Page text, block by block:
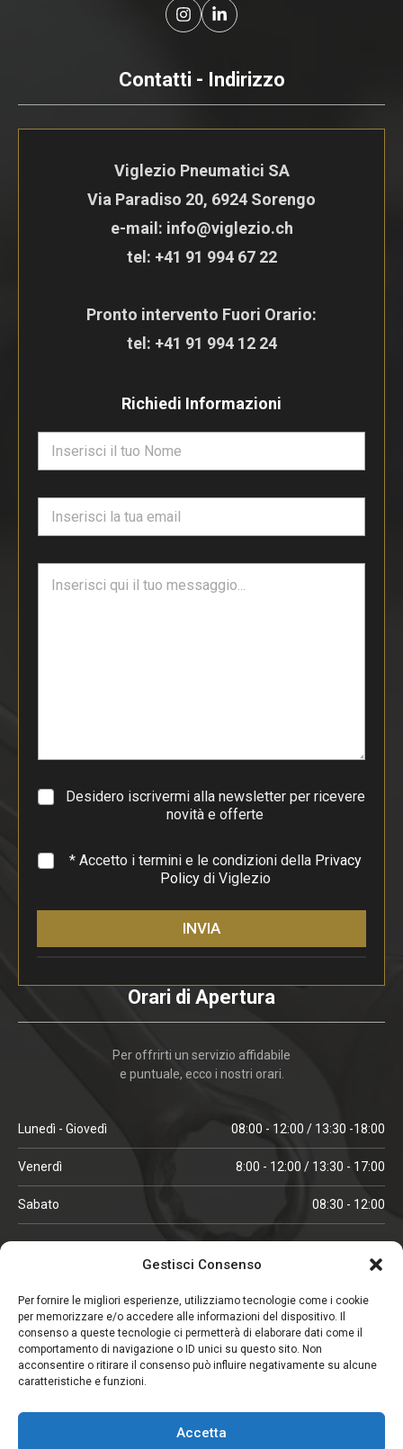
Gestisci Consenso
Per fornire le migliori esperienze, utilizziamo tecnologie come i cookie
per memorizzare e/o accedere alle informazioni del dispositivo. Il
consenso a queste tecnologie ci permetterà di elaborare dati come il
comportamento di navigazione o ID unici su questo sito. Non
acconsentire o ritirare il consenso può influire negativamente su alcune
caratteristiche e funzioni.
Accetta
Contatti - Indirizzo
Viglezio Pneumatici SA
Via Paradiso 20, 6924 Sorengo
e-mail: info@viglezio.ch
tel: +41 91 994 67 22
Pronto intervento Fuori Orario:
tel: +41 91 994 12 24
Richiedi Informazioni
m
a
g
a
f
Desidero iscrivermi alla newsletter per ricevere
novità e offerte
* * Accetto i termini e le condizioni della Privacy
Policydi Viglezio
INVIA
Orari di Apertura
Per offrirti un servizio affidabile
e puntuale, ecco i nostri orari.
Lunedì - Giovedì 08:00 - 12:00 / 13:30 -18:00
Venerdì 8:00 - 12:00 / 13:30 - 17:00
Sabato 08:30 - 12:00
ORARI IN ALTA STAGIONE
Lunedì - Venerdì 08:00 - 12:00 / 13:30 -18:00
Sabato 08:00 - 12:00
CHIUSO IL SABATO
(gennaio, febbraio, agosto, settembre)